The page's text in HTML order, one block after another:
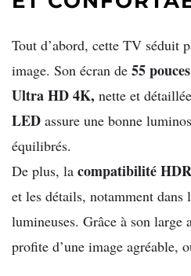
Tout d’abord, cette TV séduit
image. Son écran de 55 pouces
Ultra HD 4K, nette et
LED assure une bonne
équilibrés.
De plus, la compatibilité
et les détails, notamment dans
lumineuses. Grâce à son large
profite d’une image agréable,